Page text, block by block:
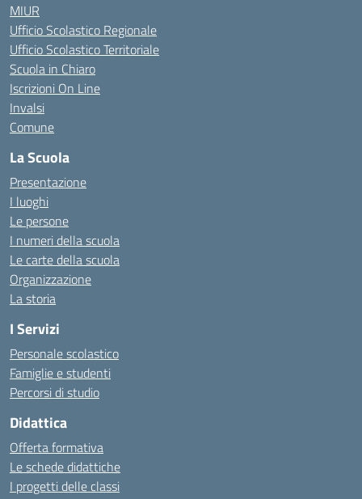
MIUR
Ufficio Scolastico Regionale
Ufficio Scolastico Territoriale
Scuola in Chiaro
Iscrizioni On Line
Invalsi
Comune
La Scuola
Presentazione
I luoghi
Le persone
I numeri della scuola
Le carte della scuola
Organizzazione
La storia
I Servizi
Personale scolastico
Famiglie e studenti
Percorsi di studio
Didattica
Offerta formativa
Le schede didattiche
I progetti delle classi